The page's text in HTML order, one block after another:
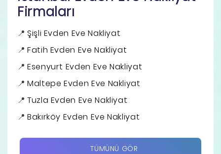
Firmaları
Şişli Evden Eve Nakliyat
Fatih Evden Eve Nakliyat
Esenyurt Evden Eve Nakliyat
Maltepe Evden Eve Nakliyat
Tuzla Evden Eve Nakliyat
Bakırköy Evden Eve Nakliyat
TÜMÜNÜ GÖR